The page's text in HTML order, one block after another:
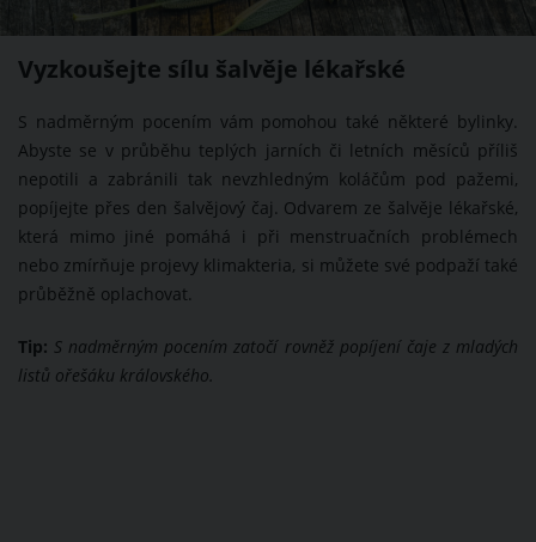
Vyzkoušejte sílu šalvěje lékařské
S nadměrným pocením vám pomohou také některé bylinky.
Abyste se v průběhu teplých jarních či letních měsíců příliš
nepotili a zabránili tak nevzhledným koláčům pod pažemi,
popíjejte přes den šalvějový čaj. Odvarem ze šalvěje lékařské,
která mimo jiné pomáhá i při menstruačních problémech
nebo zmírňuje projevy klimakteria, si můžete své podpaží také
průběžně oplachovat.
Tip: S nadměrným pocením zatočí rovněž popíjení čaje z mladých
listů ořešáku královského.